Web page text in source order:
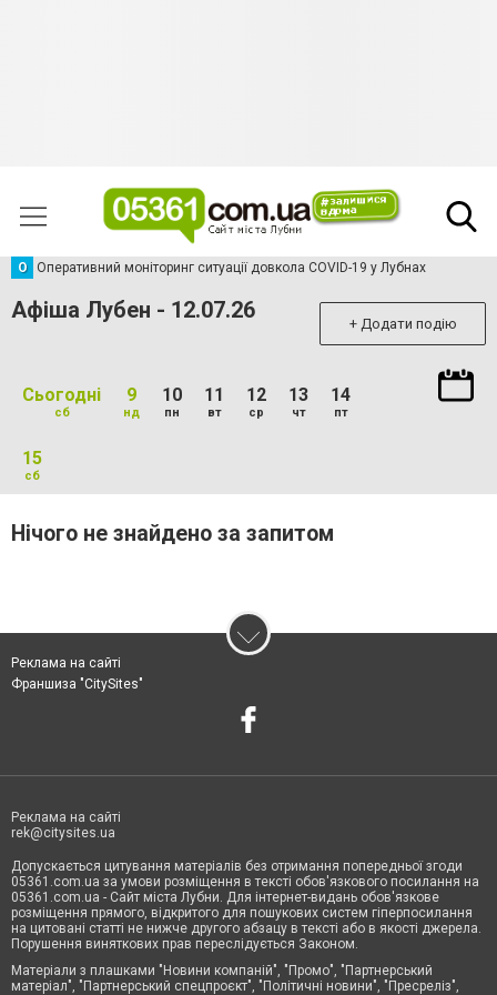
О Оперативний моніторинг ситуації довкола COVID-19 у Лубнах
Афіша Лубен - 12.07.26 + Додати подію
Сьогодні
сб
9
нд
10
пн
11
вт
12
ср
13
чт
14
пт
15
сб
Нічого не знайдено за запитом
Реклама на сайті
Франшиза "CitySites"
Реклама на сайті
rek@citysites.ua
Допускається цитування матеріалів без отримання попередньої згоди
05361.com.ua за умови розміщення в тексті обов'язкового посилання на
05361.com.ua - Сайт міста Лубни. Для інтернет-видань обов'язкове
розміщення прямого, відкритого для пошукових систем гіперпосилання
на цитовані статті не нижче другого абзацу в тексті або в якості джерела.
Порушення виняткових прав переслідується Законом.
Матеріали з плашками "Новини компаній", "Промо", "Партнерський
матеріал", "Партнерський спецпроєкт", "Політичні новини", "Пресреліз",